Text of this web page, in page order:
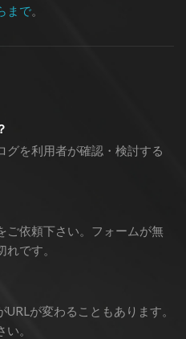
まで。
グを利用者が確認・検討する
ご依頼下さい。フォームが無
です。
が変わることもあります。
。